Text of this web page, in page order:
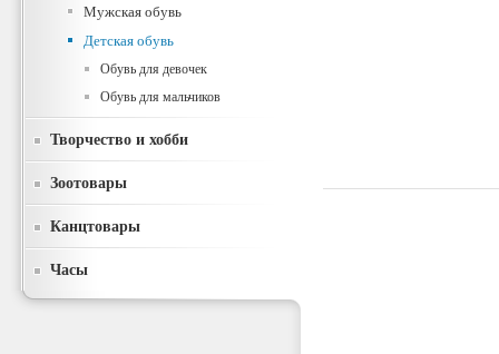
Мужская обувь
Детская обувь
Обувь для девочек
Обувь для мальчиков
Творчество и хобби
Зоотовары
Канцтовары
Часы